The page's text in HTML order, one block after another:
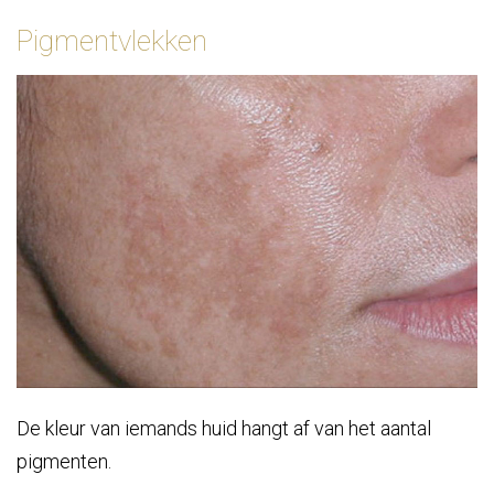
Pigmentvlekken
De kleur van iemands huid hangt af van het aantal
pigmenten.